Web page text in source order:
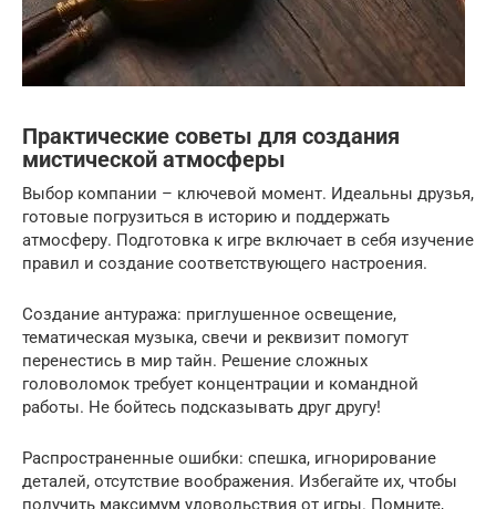
Практические советы для создания
мистической атмосферы
Выбор компании – ключевой момент. Идеальны друзья,
готовые погрузиться в историю и поддержать
атмосферу. Подготовка к игре включает в себя изучение
правил и создание соответствующего настроения.
Создание антуража: приглушенное освещение,
тематическая музыка, свечи и реквизит помогут
перенестись в мир тайн. Решение сложных
головоломок требует концентрации и командной
работы. Не бойтесь подсказывать друг другу!
Распространенные ошибки: спешка, игнорирование
деталей, отсутствие воображения. Избегайте их, чтобы
получить максимум удовольствия от игры. Помните,